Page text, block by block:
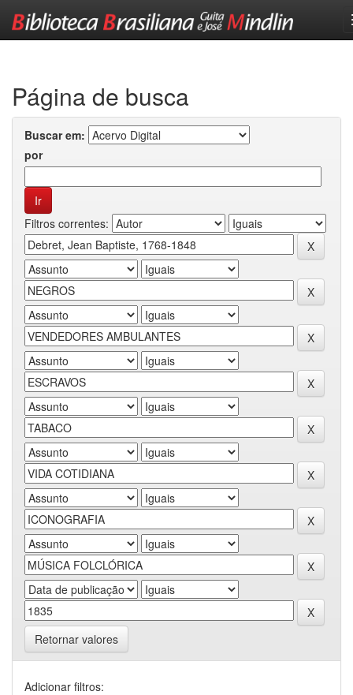
Página de busca
Buscar em:
por
Filtros correntes:
Retornar valores
Adicionar filtros: